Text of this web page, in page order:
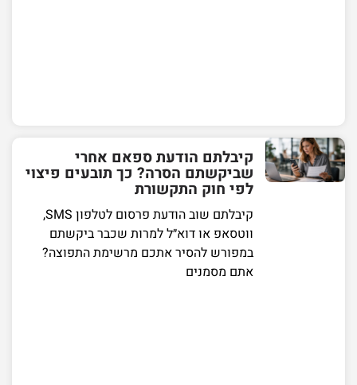
קיבלתם הודעת ספאם אחרי
שביקשתם הסרה? כך תובעים פיצוי
לפי חוק התקשורת
קיבלתם שוב הודעת פרסום לטלפון SMS,
ווטסאפ או דוא״ל למרות שכבר ביקשתם
במפורש להסיר אתכם מרשימת התפוצה?
אתם מסמנים